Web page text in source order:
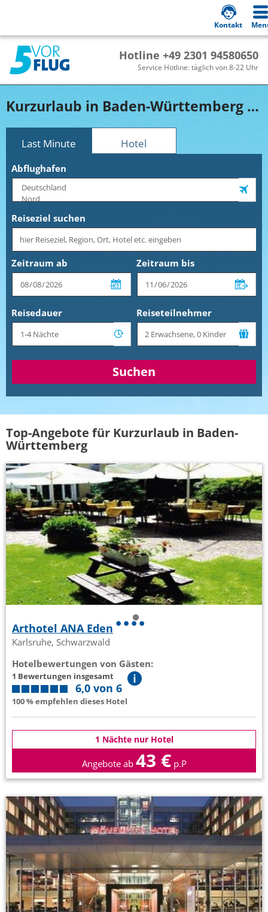
Hotline +49 2301 94580650
Service Hotline: täglich von 8-22 Uhr
Kontakt
Kurzurlaub in Baden-Württemberg buchen!
Last Minute Hotel
Abflughafen
Reiseziel suchen
Zeitraum ab Zeitraum bis
Reisedauer Reiseteilnehmer
Suchen
Top-Angebote für Kurzurlaub in Baden-
Württemberg
Arthotel ANA Eden
Karlsruhe, Schwarzwald
Hotelbewertungen von Gästen:
1 Bewertungen insgesamt
6,0 von 6
100 % empfehlen dieses Hotel
1 Nächte nur Hotel
Angebote ab 43 € p.P